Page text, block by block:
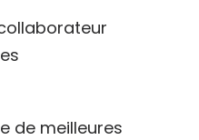
de meilleures